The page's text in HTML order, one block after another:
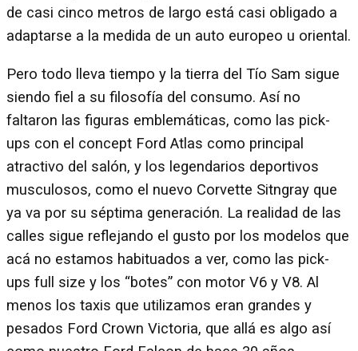
de casi cinco metros de largo está casi obligado a
adaptarse a la medida de un auto europeo u oriental.
Pero todo lleva tiempo y la tierra del Tío Sam sigue
siendo fiel a su filosofía del consumo. Así no
faltaron las figuras emblemáticas, como las pick-
ups con el concept Ford Atlas como principal
atractivo del salón, y los legendarios deportivos
musculosos, como el nuevo Corvette Sitngray que
ya va por su séptima generación. La realidad de las
calles sigue reflejando el gusto por los modelos que
acá no estamos habituados a ver, como las pick-
ups full size y los “botes” con motor V6 y V8. Al
menos los taxis que utilizamos eran grandes y
pesados Ford Crown Victoria, que allá es algo así